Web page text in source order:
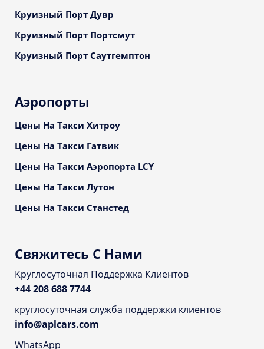
Круизный Порт Дувр
Круизный Порт Портсмут
Круизный Порт Саутгемптон
Аэропорты
Цены На Такси Хитроу
Цены На Такси Гатвик
Цены На Такси Аэропорта LCY
Цены На Такси Лутон
Цены На Такси Станстед
Свяжитесь С Нами
Круглосуточная Поддержка Клиентов
+44 208 688 7744
круглосуточная служба поддержки клиентов
info@aplcars.com
WhatsApp